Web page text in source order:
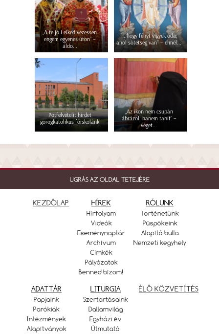
„A te jó Lelked vezessen
engem egyenes úton” –
áldo...
"...hogy fényt vigyek oda,
ahol sötétség van" – elmél...
Pótfelvételit hirdet
görögkatolikus főiskolánk
„Az ikon nem csupán
ábrázol, hanem tanít” –
véget...
UGRÁS AZ OLDAL TETEJÉRE
KEZDŐLAP HÍREK
Hírfolyam
Videók
Eseménynaptár
Archívum
Címkék
Pályázatok
Benned bízom!
RÓLUNK
Történetünk
Püspökeink
Alapító bulla
Nemzeti kegyhely
ADATTÁR
Papjaink
Parókiák
Intézmények
Alapítványok
LITURGIA
Szertartásaink
Dallamvilág
Egyházi év
Útmutató
ÉLŐ KÖZVETÍTÉS